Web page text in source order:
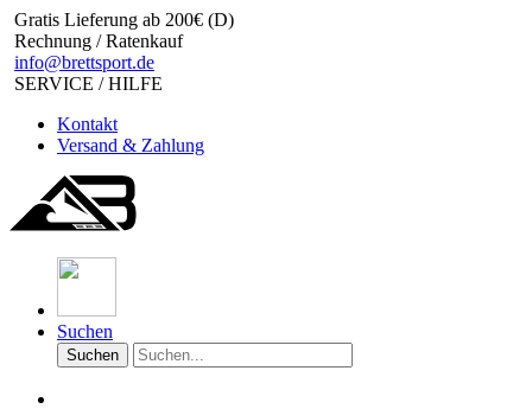
Gratis Lieferung ab 200€ (D)
Rechnung / Ratenkauf
info@brettsport.de
SERVICE / HILFE
Kontakt
Versand & Zahlung
Suchen
Suchen